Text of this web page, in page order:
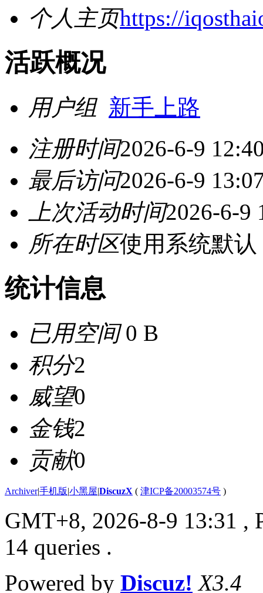
个人主页https://
活跃概况
用户组 新手上路
注册时间2026-6-9
最后访问2026-6-9
上次活动时间2026-6-9
所在时区使用系统默认
统计信息
已用空间0 B
积分2
威望0
金钱2
贡献0
Archiver|手机版|小黑屋|DiscuzX ( 津ICP备20003574号 )
GMT+8, 2026-8-9 13:31 ,
14 queries .
Powered by Discuz! X3.4